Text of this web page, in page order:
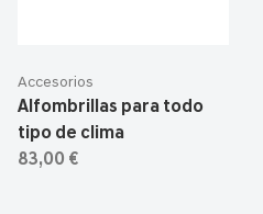
Accesorios
Alfombrillas para todo
tipo de clima
83,00 €